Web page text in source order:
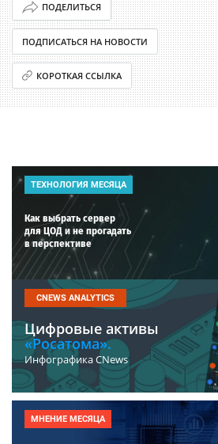
ПОДЕЛИТЬСЯ
ПОДПИСАТЬСЯ НА НОВОСТИ
КОРОТКАЯ ССЫЛКА
ТЕХНОЛОГИЯ МЕСЯЦА
Как выбрать сервер
для ЦОД и не прогадать
в перспективе
CNEWS ANALYTICS
Цифровые активы
«Росатома».
Инфографика CNews
МНЕНИЕ МЕСЯЦА